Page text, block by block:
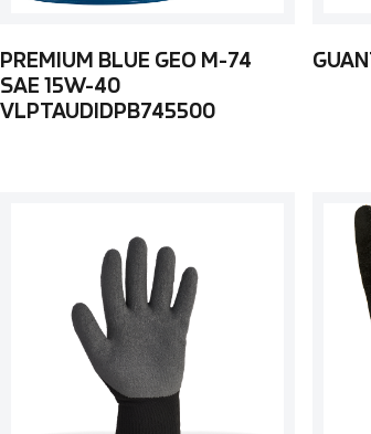
PREMIUM BLUE GEO M-74
SAE 15W-40
VLPTAUDIDPB745500